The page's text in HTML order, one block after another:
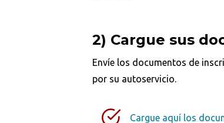
2) Cargue sus
Envíe los documentos de
por su autoservicio.
Cargue aquí los
¿Qué buscas?